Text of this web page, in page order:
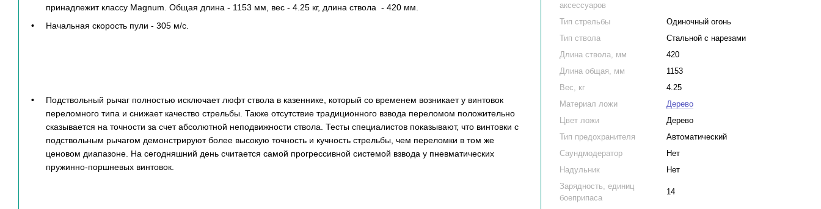
аксессуаров
Тип стрельбы
Одиночный огонь
Тип ствола
Стальной с нарезами
Длина ствола, мм
420
Длина общая, мм
1153
Вес, кг
4.25
Материал ложи
Дерево
Цвет ложи
Дерево
Тип предохранителя
Автоматический
Саундмодератор
Нет
Надульник
Нет
Зарядность, единиц
боеприпаса
14
принадлежит классу Magnum. Общая длина - 1153 мм, вес - 4.25 кг, длина ствола - 420 мм.
Начальная скорость пули - 305 м/с.
Подствольный рычаг полностью исключает люфт ствола в казеннике, который со временем возникает у винтовок
переломного типа и снижает качество стрельбы. Также отсутствие традиционного взвода переломом положительно
сказывается на точности за счет абсолютной неподвижности ствола. Тесты специалистов показывают, что винтовки с
подствольным рычагом демонстрируют более высокую точность и кучность стрельбы, чем переломки в том же
ценовом диапазоне. На сегодняшний день считается самой прогрессивной системой взвода у пневматических
пружинно-поршневых винтовок.